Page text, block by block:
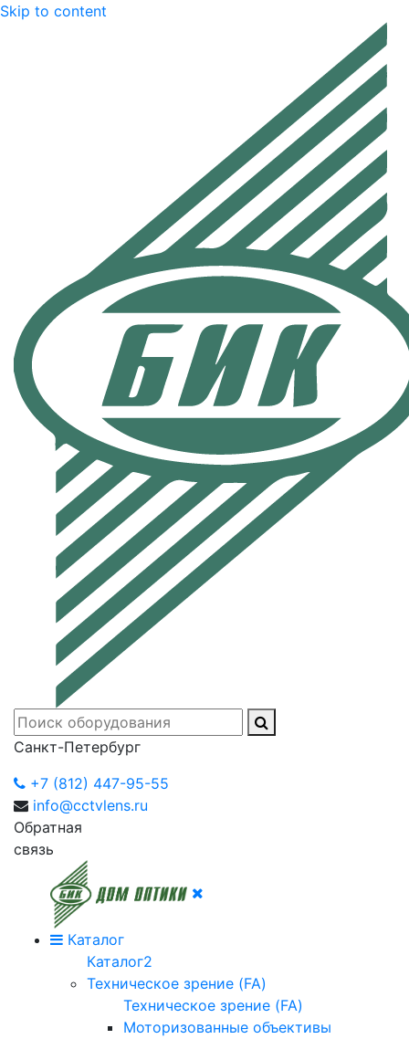
Skip to content
Санкт-Петербург
+7 (812) 447-95-55
info@cctvlens.ru
Обратная
связь
Каталог
Каталог2
Техническое зрение (FA)
Техническое зрение (FA)
Моторизованные объективы